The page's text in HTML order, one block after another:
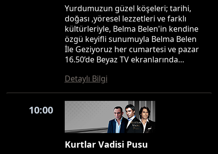
Yurdumuzun güzel köşeleri; tarihi,
doğası ,yöresel lezzetleri ve farklı
kültürleriyle, Belma Belen'in kendine
özgü keyifli sunumuyla Belma Belen
İle Geziyoruz her cumartesi ve pazar
16.50’de Beyaz TV ekranlarında…
Detaylı Bilgi
10:00
Kurtlar Vadisi Pusu